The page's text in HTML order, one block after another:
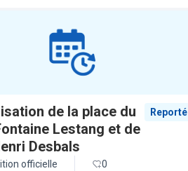
de la place du
Lestang et de
Desbals
Reporté
officielle 0